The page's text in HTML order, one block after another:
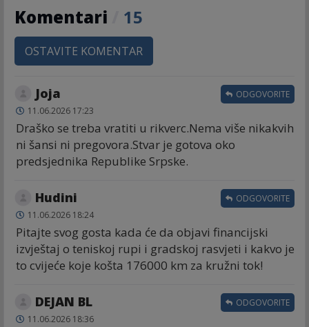
Komentari 15
OSTAVITE KOMENTAR
Joja
11.06.2026 17:23
Draško se treba vratiti u rikverc.Nema više nikakvih
ni šansi ni pregovora.Stvar je gotova oko
predsjednika Republike Srpske.
ODGOVORITE
Hudini
11.06.2026 18:24
Pitajte svog gosta kada će da objavi financijski
izvještaj o teniskoj rupi i gradskoj rasvjeti i kakvo je
to cvijeće koje košta 176000 km za kružni tok!
ODGOVORITE
DEJAN BL
11.06.2026 18:36
ODGOVORITE